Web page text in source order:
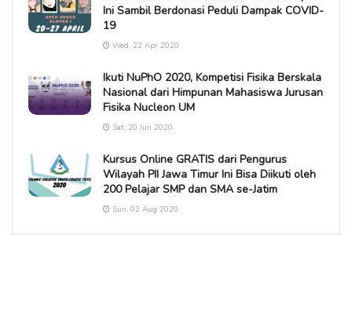
Ini Sambil Berdonasi Peduli Dampak COVID-
19
Wed, 22 Apr 2020
Ikuti NuPhO 2020, Kompetisi Fisika Berskala
Nasional dari Himpunan Mahasiswa Jurusan
Fisika Nucleon UM
Sat, 20 Jun 2020
Kursus Online GRATIS dari Pengurus
Wilayah PII Jawa Timur Ini Bisa Diikuti oleh
200 Pelajar SMP dan SMA se-Jatim
Sun, 02 Aug 2020